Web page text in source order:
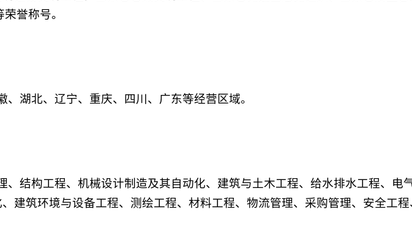
誉称号。
、湖北、辽宁、重庆、四川、广东等经营区域。
、结构工程、机械设计制造及其自动化、建筑与土木工程、给水排水工程、电
建筑环境与设备工程、测绘工程、材料工程、物流管理、采购管理、安全工